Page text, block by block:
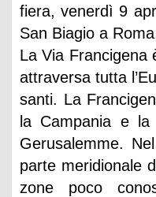
fiera, venerdì 9
San Biagio a
La Via Francigena
attraversa tutta
santi. La
la Campania e
Gerusalemme.
parte meridionale
zone poco